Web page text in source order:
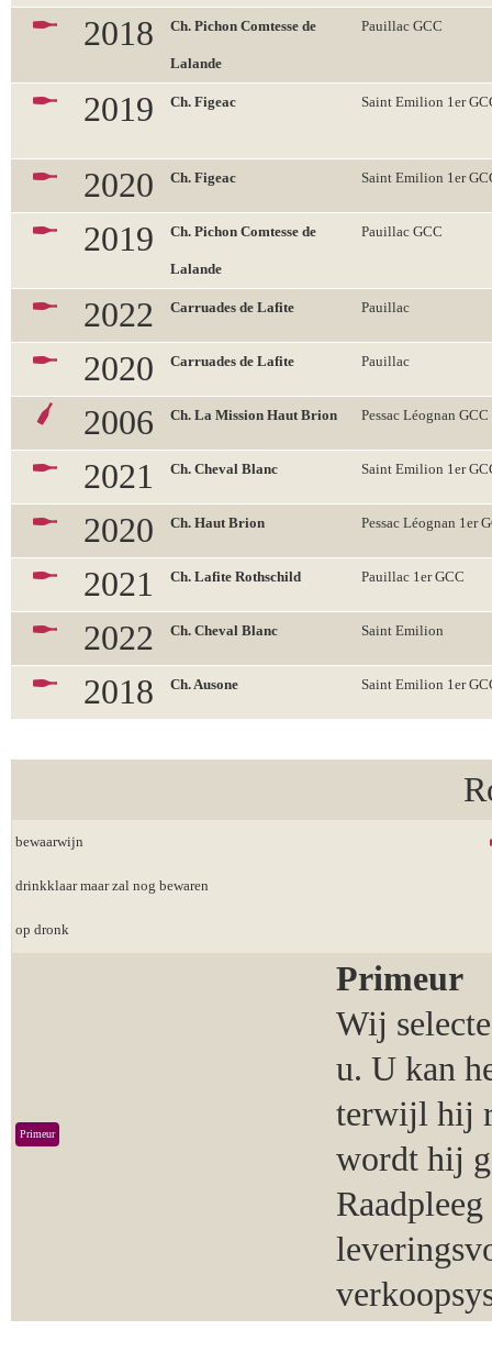
2018 Ch. Pichon Comtesse de
Lalande
Pauillac GCC
2019 Ch. Figeac Saint Emilion 1er
2020 Ch. Figeac Saint Emilion 1er
2019 Ch. Pichon Comtesse de
Lalande
Pauillac GCC
2022 Carruades de Lafite Pauillac
2020 Carruades de Lafite Pauillac
2006 Ch. La Mission Haut Brion Pessac Léognan GCC
2021 Ch. Cheval Blanc Saint Emilion 1er
2020 Ch. Haut Brion Pessac Léognan 1er
2021 Ch. Lafite Rothschild Pauillac 1er GCC
2022 Ch. Cheval Blanc Saint Emilion
2018 Ch. Ausone Saint Emilion 1er
bewaarwijn
drinkklaar maar zal nog bewaren
op dronk
Primeur
Primeur
Wij
u. U kan
terwijl hij
wordt hij